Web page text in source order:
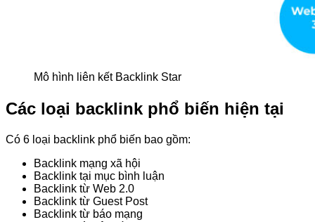
Mô hình liên kết Backlink Star
Các loại backlink phổ biến hiện tại
Có 6 loại backlink phổ biến bao gồm:
Backlink mạng xã hội
Backlink tại mục bình luận
Backlink từ Web 2.0
Backlink từ Guest Post
Backlink từ báo mạng